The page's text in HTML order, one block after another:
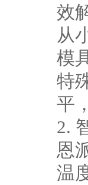
效
从
模
特
平
2.
恩
温